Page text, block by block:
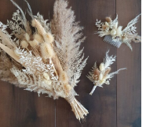
több
van.